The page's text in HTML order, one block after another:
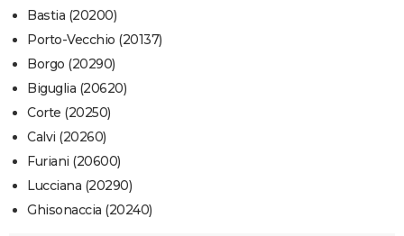
Bastia (20200)
Porto-Vecchio (20137)
Borgo (20290)
Biguglia (20620)
Corte (20250)
Calvi (20260)
Furiani (20600)
Lucciana (20290)
Ghisonaccia (20240)